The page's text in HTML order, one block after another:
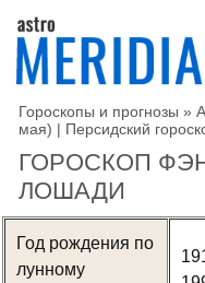
Гороскопы и прогнозы »
мая) | Персидский
ГОРОСКОП
ЛОШАДИ
Год рождения по
лунному